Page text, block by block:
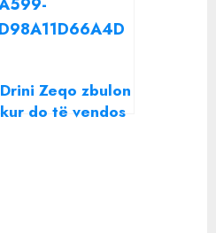
Drini Zeqo zbulon
kur do të vendos